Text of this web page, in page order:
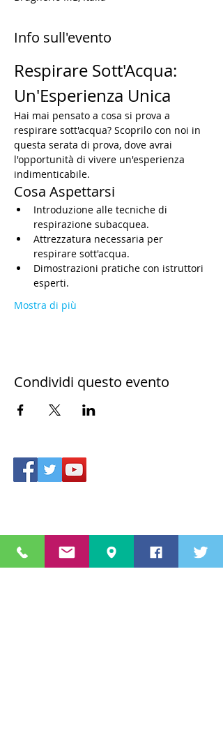
Info sull'evento
Respirare Sott'Acqua:
Un'Esperienza Unica
Hai mai pensato a cosa si prova a
respirare sott'acqua? Scoprilo con noi in
questa serata di prova, dove avrai
l'opportunità di vivere un'esperienza
indimenticabile.
Cosa Aspettarsi
Introduzione alle tecniche di
respirazione subacquea.
Attrezzatura necessaria per
respirare sott'acqua.
Dimostrazioni pratiche con istruttori
esperti.
Mostra di più
Condividi questo evento